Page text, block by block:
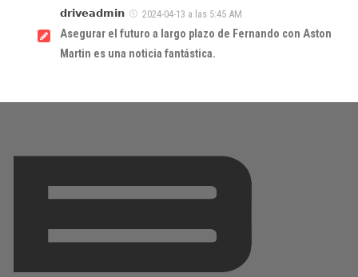
𝗱𝗿𝗶𝘃𝗲𝗮𝗱𝗺𝗶𝗻 2024-04-13 a las 5:45 AM
Asegurar el futuro a largo plazo de Fernando con Aston
Martin es una noticia fantástica.